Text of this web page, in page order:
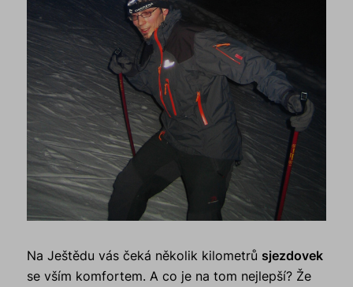
Na Ještědu vás čeká několik kilometrů sjezdovek
se vším komfortem. A co je na tom nejlepší? Že